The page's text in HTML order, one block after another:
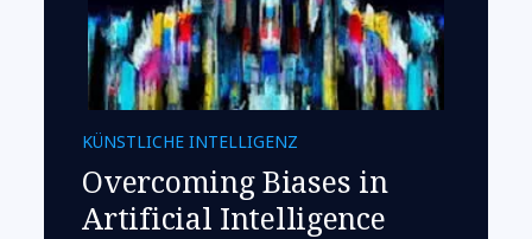
KÜNSTLICHE INTELLIGENZ
Overcoming Biases in
Artificial Intelligence